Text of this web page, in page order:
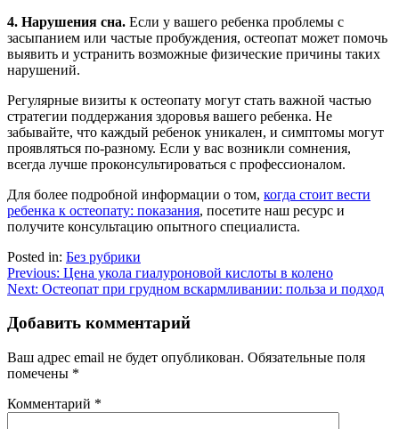
4. Нарушения сна. Если у вашего ребенка проблемы с
засыпанием или частые пробуждения, остеопат может помочь
выявить и устранить возможные физические причины таких
нарушений.
Регулярные визиты к остеопату могут стать важной частью
стратегии поддержания здоровья вашего ребенка. Не
забывайте, что каждый ребенок уникален, и симптомы могут
проявляться по-разному. Если у вас возникли сомнения,
всегда лучше проконсультироваться с профессионалом.
Для более подробной информации о том, когда стоит вести
ребенка к остеопату: показания, посетите наш ресурс и
получите консультацию опытного специалиста.
Posted in: Без рубрики
Навигация
по
записям
Previous: Цена укола гиалуроновой кислоты в колено
Next: Остеопат при грудном вскармливании: польза и подход
Добавить комментарий
Ваш адрес email не будет опубликован. Обязательные поля
помечены *
Комментарий *